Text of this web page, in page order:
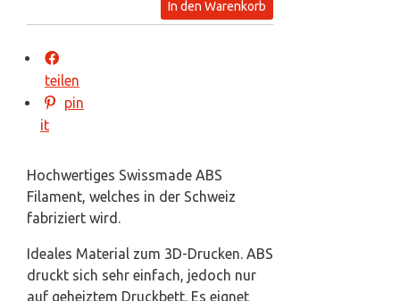
In den Warenkorb
teilen
pin
it
Hochwertiges Swissmade ABS
Filament, welches in der Schweiz
fabriziert wird.
Ideales Material zum 3D-Drucken. ABS
druckt sich sehr einfach, jedoch nur
auf geheiztem Druckbett. Es eignet